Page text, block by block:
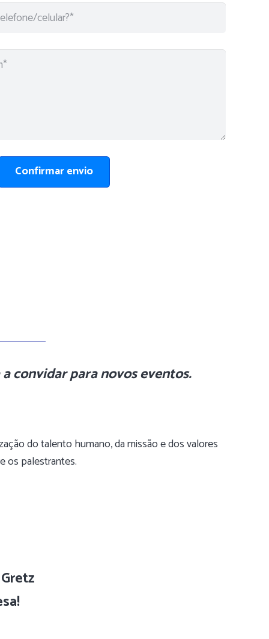
convidarpara novos eventos.
do talento humano, da missão e dos valores
os palestrantes.